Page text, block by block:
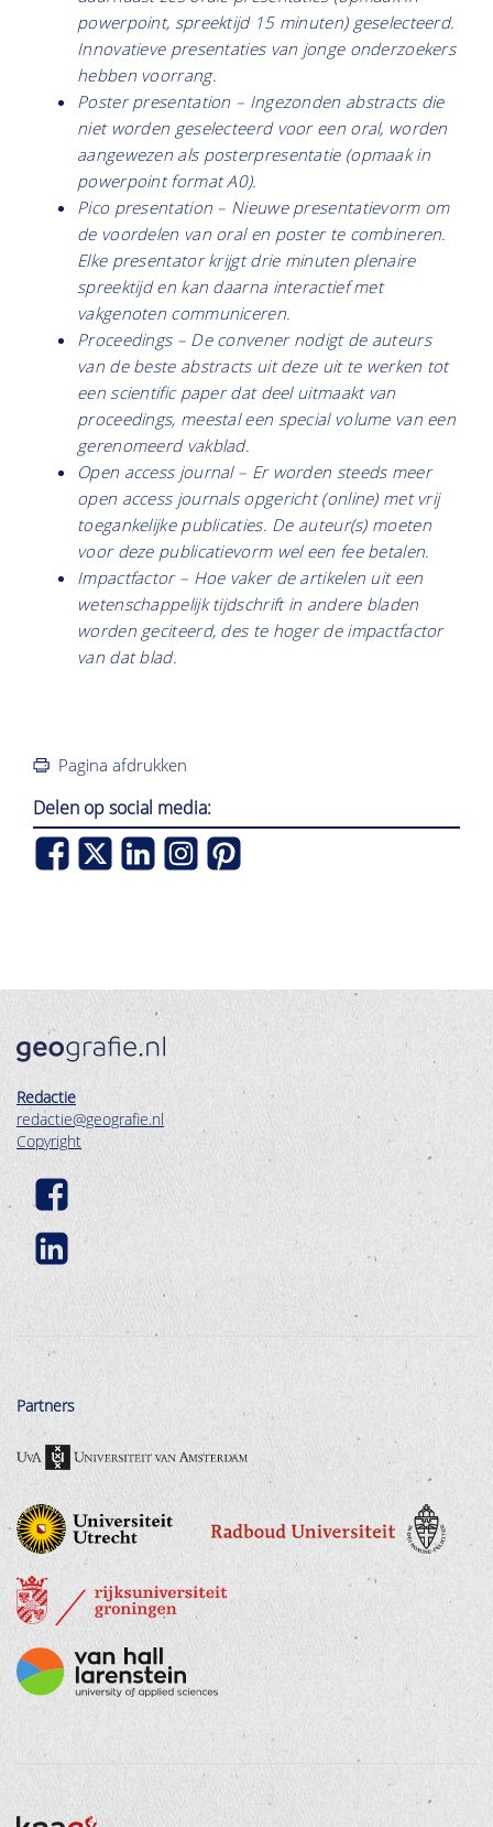
powerpoint, spreektijd 15 minuten) geselecteerd.
Innovatieve presentaties van jonge onderzoekers
hebben voorrang.
Poster presentation – Ingezonden abstracts die
niet worden geselecteerd voor een oral, worden
aangewezen als posterpresentatie (opmaak in
powerpoint format A0).
Pico presentation – Nieuwe presentatievorm om
de voordelen van oral en poster te combineren.
Elke presentator krijgt drie minuten plenaire
spreektijd en kan daarna interactief met
vakgenoten communiceren.
Proceedings – De convener nodigt de auteurs
van de beste abstracts uit deze uit te werken tot
een scientific paper dat deel uitmaakt van
proceedings, meestal een special volume van een
gerenomeerd vakblad.
Open access journal – Er worden steeds meer
open access journals opgericht (online) met vrij
toegankelijke publicaties. De auteur(s) moeten
voor deze publicatievorm wel een fee betalen.
Impactfactor – Hoe vaker de artikelen uit een
wetenschappelijk tijdschrift in andere bladen
worden geciteerd, des te hoger de impactfactor
van dat blad.
Pagina afdrukken
Delen op social media:
Redactie
redactie@geografie.nl
Copyright
Partners